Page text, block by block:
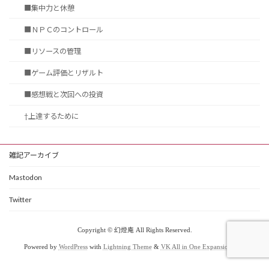
■集中力と休憩
■ＮＰＣのコントロール
■リソースの管理
■ゲーム評価とリザルト
■感想戦と次回への投資
†上達するために
雑記アーカイブ
Mastodon
Twitter
Copyright © 幻燈庵 All Rights Reserved.
Powered by WordPresswith Lightning Theme& VK All in One Expansion Unit